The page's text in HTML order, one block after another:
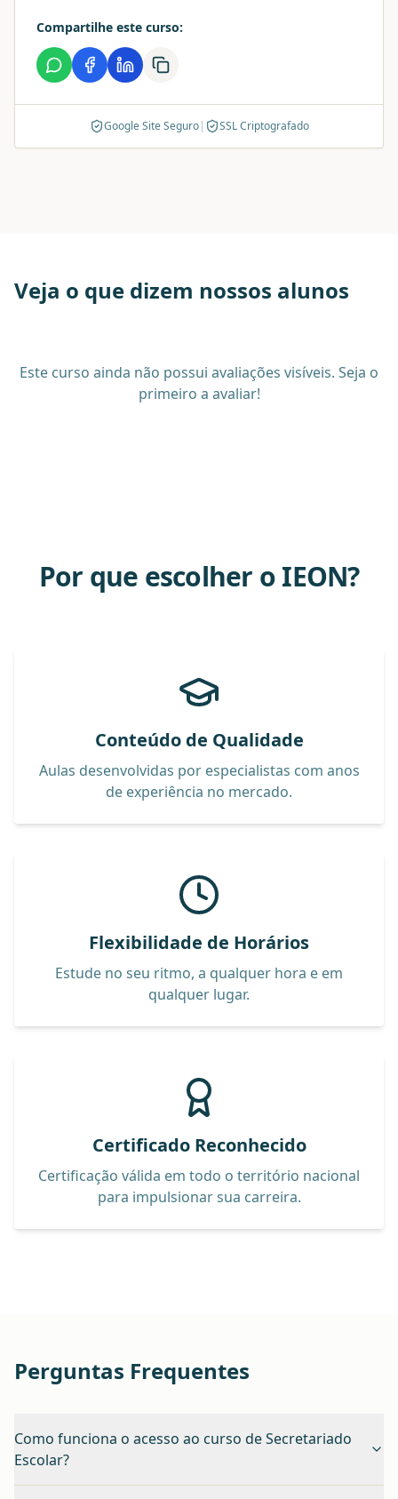
Compartilhe este curso:
Google Site Seguro| SSL Criptografado
Veja o que dizem nossos alunos
Este curso ainda não possui avaliações visíveis. Seja o
primeiro a avaliar!
Por que escolher o IEON?
Conteúdo de Qualidade
Aulas desenvolvidas por especialistas com anos
de experiência no mercado.
Flexibilidade de Horários
Estude no seu ritmo, a qualquer hora e em
qualquer lugar.
Certificado Reconhecido
Certificação válida em todo o território nacional
para impulsionar sua carreira.
Perguntas Frequentes
Como funciona o acesso ao curso de Secretariado
Escolar?